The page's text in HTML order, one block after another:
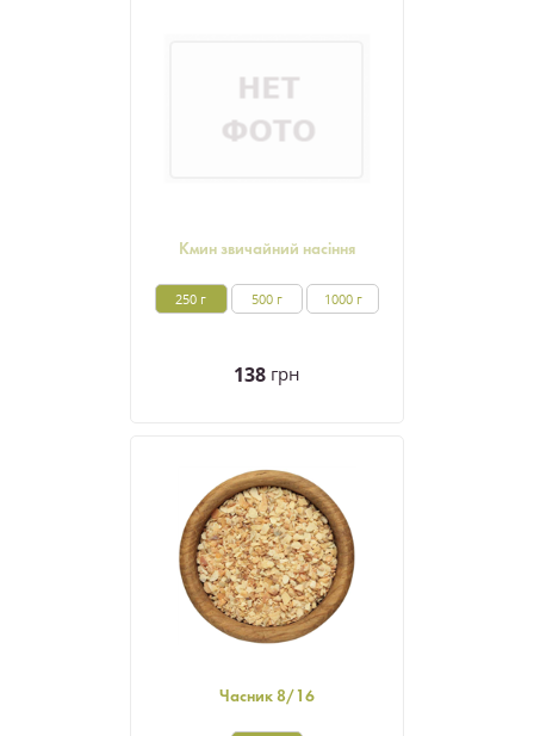
Кмин звичайний насіння
250 г 500 г 1000 г
138 грн
Часник 8/16